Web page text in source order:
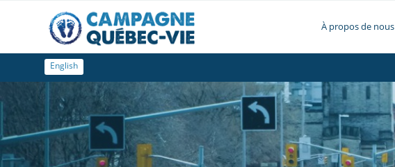
À propos de nous
English